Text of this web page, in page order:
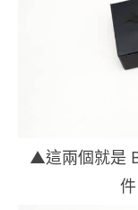
▲這兩個就是